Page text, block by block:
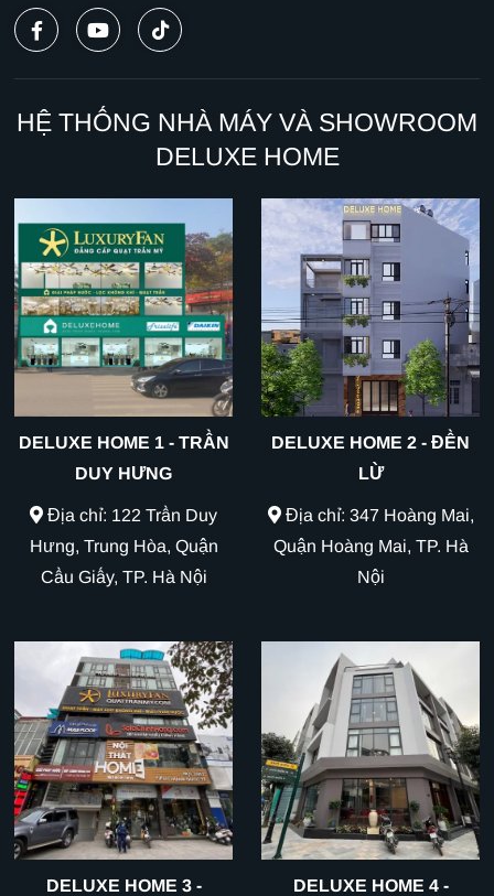
HỆ THỐNG NHÀ MÁY VÀ SHOWROOM
DELUXE HOME
DELUXE HOME 1 - TRẦN
DUY HƯNG
Địa chỉ: 122 Trần Duy
Hưng, Trung Hòa, Quận
Cầu Giấy, TP. Hà Nội
DELUXE HOME 2 - ĐỀN
LỪ
Địa chỉ: 347 Hoàng Mai,
Quận Hoàng Mai, TP. Hà
Nội
DELUXE HOME 3 - DELUXE HOME 4 -